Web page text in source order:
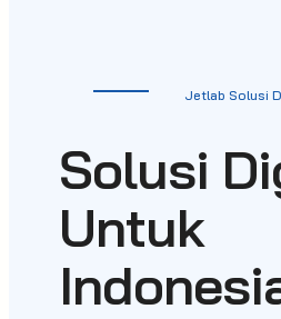
Jetlab Solusi
Solusi
Untuk